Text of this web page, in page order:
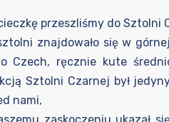
przeszliśmy do Sztolni
znajdowało się w
Czech, ręcznie kute
Sztolni Czarnej był
nami,